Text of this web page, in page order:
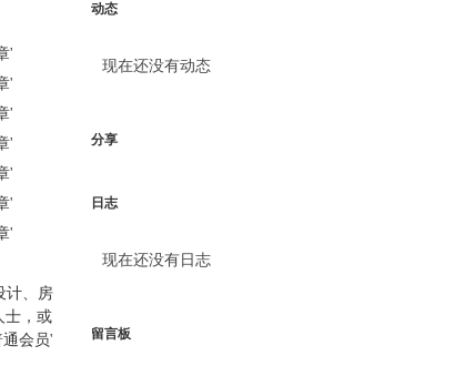
动态
现在还没有动态
分享
日志
现在还没有日志
留言板